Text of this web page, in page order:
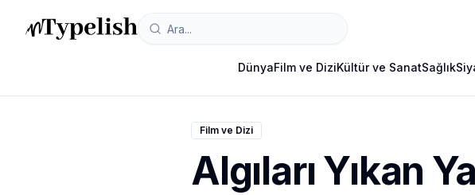
DünyaFilm ve DiziKültür ve SanatSağlık
Film ve Dizi
Algıları Yıkan